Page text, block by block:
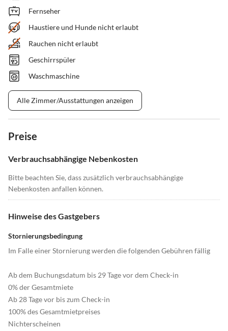
Fernseher
Haustiere und Hunde nicht erlaubt
Rauchen nicht erlaubt
Geschirrspüler
Waschmaschine
Alle Zimmer/Ausstattungen anzeigen
Preise
Verbrauchsabhängige Nebenkosten
Bitte beachten Sie, dass zusätzlich verbrauchsabhängige
Nebenkosten anfallen können.
Hinweise des Gastgebers
Stornierungsbedingung
Im Falle einer Stornierung werden die folgenden Gebühren fällig
Ab dem Buchungsdatum bis 29 Tage vor dem Check-in
0% der Gesamtmiete
Ab 28 Tage vor bis zum Check-in
100% des Gesamtmietpreises
Nichterscheinen